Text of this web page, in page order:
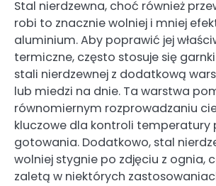
Stal nierdzewna, choć również
robi to znacznie wolniej i mniej
aluminium. Aby poprawić jej
termiczne, często stosuje się
stali nierdzewnej z dodatkową
lub miedzi na dnie. Ta warstwa
równomiernym rozprowadzaniu
kluczowe dla kontroli temperatury
gotowania. Dodatkowo, stal
wolniej stygnie po zdjęciu z ognia,
zaletą w niektórych